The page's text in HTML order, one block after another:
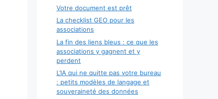
Votre document est prêt
La checklist GEO pour les
associations
La fin des liens bleus : ce que les
associations y gagnent et y
perdent
L’IA qui ne quitte pas votre bureau
: petits modèles de langage et
souveraineté des données